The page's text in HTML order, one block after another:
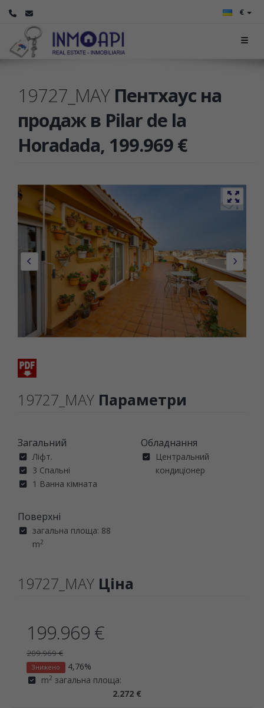
€
19727_MAY Пентхаус на
продаж в Pilar de la
Horadada, 199.969 €
19727_MAY Параметри
Загальний
Ліфт.
3 Спальні
1 Ванна кімната
Поверхні
загальна площа: 88
m2
Обладнання
Центральний
кондиціонер
19727_MAY Ціна
199.969 €
209.969 €
Знижено
4,76%
m2 загальна площа:
2.272 €